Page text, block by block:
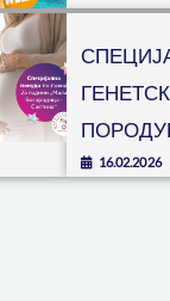
16.02.2026